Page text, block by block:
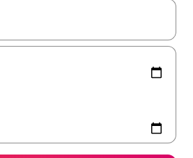
affichés, parcourez-les en utilisant